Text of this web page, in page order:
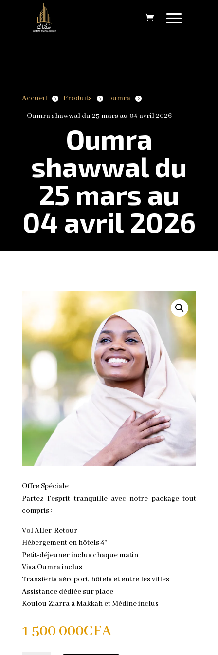
Accueil 5 Produits 5 oumra 5
Oumra shawwal du 25 mars au 04 avril 2026
Oumra
shawwal du
25 mars au
04 avril 2026
Offre Spéciale
Partez l’esprit tranquille avec notre package tout
compris :
Vol Aller-Retour
Hébergement en hôtels 4*
Petit-déjeuner inclus chaque matin
Visa Oumra inclus
Transferts aéroport, hôtels et entre les villes
Assistance dédiée sur place
Koulou Ziarra à Makkah et Médine inclus
1 500 000CFA